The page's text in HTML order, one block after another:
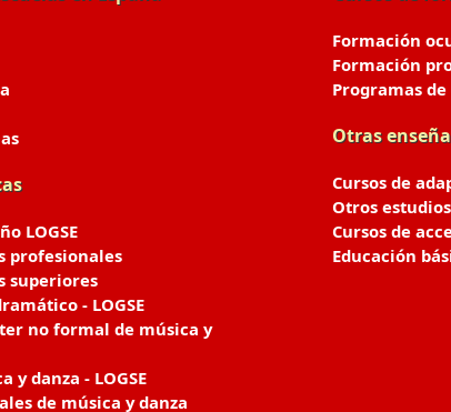
LOGSE
profesionales
superiores
- LOGSE
no formal de música y
y danza - LOGSE
de música y danza
Formación
Formación
Programas
Otras
Cursos de
Otros
Cursos de
Educación